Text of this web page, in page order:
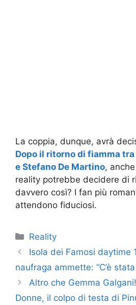
La coppia, dunque, avrà
Dopo il ritorno di fiamma
e Stefano De Martino,
reality potrebbe decidere di
davvero così? I fan più
attendono fiduciosi.
Categorie
Reality
Isola dei Famosi daytime
naufraga ammette: “C’è
Altro che Gemma
Donne, il colpo di testa di